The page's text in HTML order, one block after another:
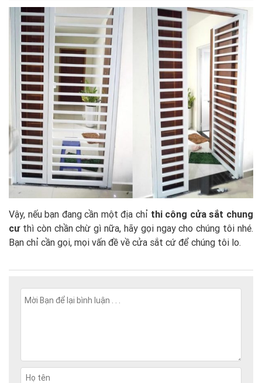
Vậy, nếu bạn đang cần một địa chỉ thi công cửa sắt chung
cưthì còn chần chừ gì nữa, hãy gọi ngay cho chúng tôi nhé.
Bạn chỉ cần gọi, mọi vấn đề về cửa sắt cứ để chúng tôi lo.